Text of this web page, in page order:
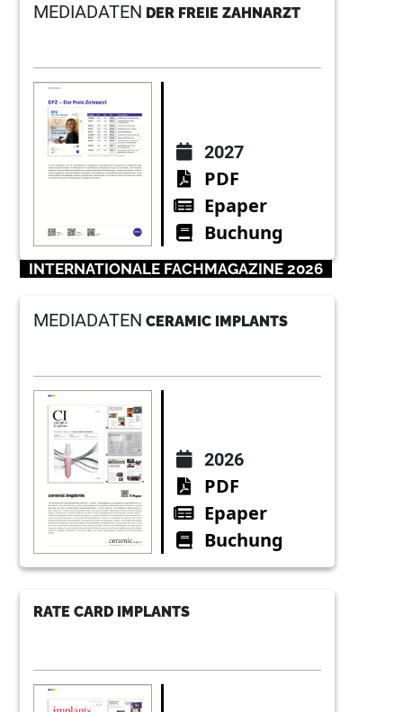
MEDIADATEN DER FREIE ZAHNARZT
2027
PDF
Epaper
Buchung
INTERNATIONALE FACHMAGAZINE 2026
MEDIADATEN CERAMIC IMPLANTS
2026
PDF
Epaper
Buchung
RATE CARD IMPLANTS